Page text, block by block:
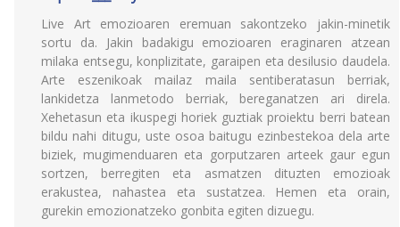
Live Art emozioaren eremuan sakontzeko jakin-minetik
sortu da. Jakin badakigu emozioaren eraginaren atzean
milaka entsegu, konplizitate, garaipen eta desilusio daudela.
Arte eszenikoak mailaz maila sentiberatasun berriak,
lankidetza lanmetodo berriak, bereganatzen ari direla.
Xehetasun eta ikuspegi horiek guztiak proiektu berri batean
bildu nahi ditugu, uste osoa baitugu ezinbestekoa dela arte
biziek, mugimenduaren eta gorputzaren arteek gaur egun
sortzen, berregiten eta asmatzen dituzten emozioak
erakustea, nahastea eta sustatzea. Hemen eta orain,
gurekin emozionatzeko gonbita egiten dizuegu.